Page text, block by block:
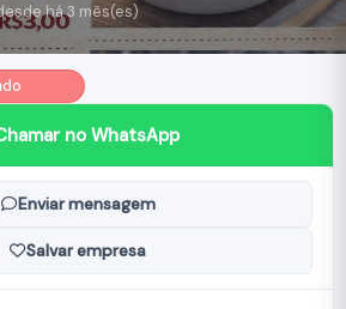
há 3 mês(es)
no WhatsApp
Enviar mensagem
Salvar empresa